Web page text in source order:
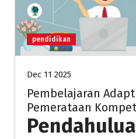
pendidikan
Dec 11 2025
Pembelajaran
Pemerataan